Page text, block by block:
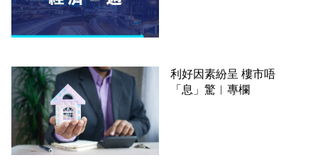
利好因素紛呈 樓市唔
「息」驚︳專欄